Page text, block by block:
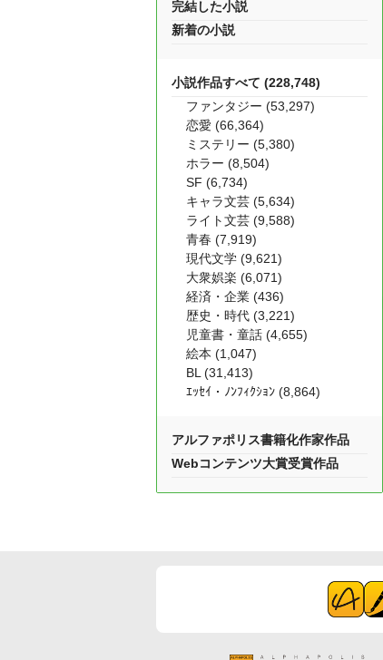
完結した小説
新着の小説
小説作品すべて (228,748)
ファンタジー (53,297)
恋愛 (66,364)
ミステリー (5,380)
ホラー (8,504)
SF (6,734)
キャラ文芸 (5,634)
ライト文芸 (9,588)
青春 (7,919)
現代文学 (9,621)
大衆娯楽 (6,071)
経済・企業 (436)
歴史・時代 (3,221)
児童書・童話 (4,655)
絵本 (1,047)
BL (31,413)
ｴｯｾｲ・ﾉﾝﾌｨｸｼｮﾝ (8,864)
アルファポリス書籍化作家作品
Webコンテンツ大賞受賞作品